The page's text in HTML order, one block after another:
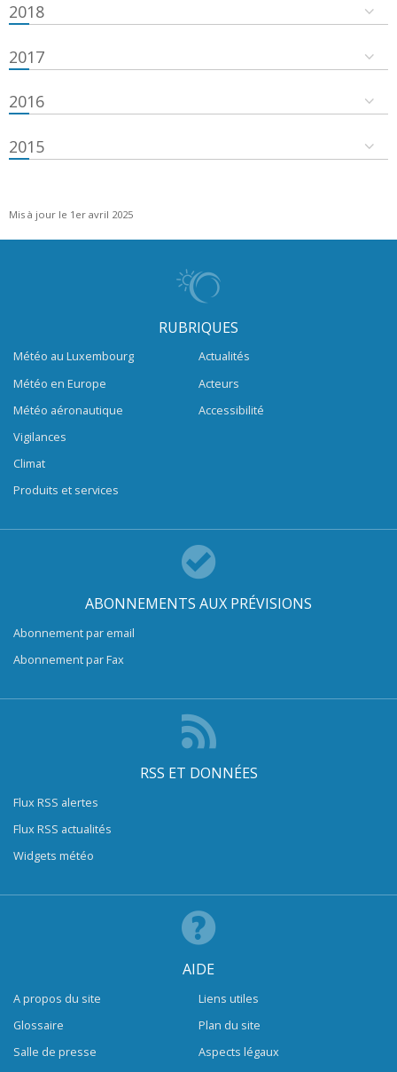
2018
2017
2016
2015
Mis à jour le 1er avril 2025
RUBRIQUES
Météo au Luxembourg
Météo en Europe
Météo aéronautique
Vigilances
Climat
Produits et services
Actualités
Acteurs
Accessibilité
ABONNEMENTS AUX PRÉVISIONS
Abonnement par email
Abonnement par Fax
RSS ET DONNÉES
Flux RSS alertes
Flux RSS actualités
Widgets météo
AIDE
A propos du site
Glossaire
Salle de presse
Liens utiles
Plan du site
Aspects légaux